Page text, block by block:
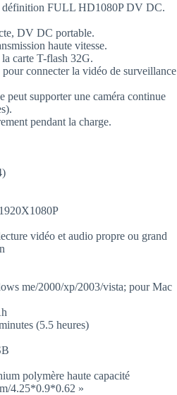
définition FULL HD1080P DV DC.
DV DC portable.
haute vitesse.
carte T-flash 32G.
connecter la vidéo de surveillance
peut supporter une caméra continue
pendant la charge.
vidéo et audio propre ou grand
me/2000/xp/2003/vista; pour Mac
(5.5 heures)
polymère haute capacité
4.25*0.9*0.62 »